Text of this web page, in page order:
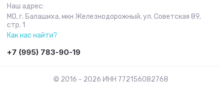
Наш адрес:
МО, г. Балашиха, мкн Железнодорожный, ул. Советская 89,
стр. 1
Как нас найти?
+7 (995) 783-90-19
© 2016 - 2026 ИНН 772156082768